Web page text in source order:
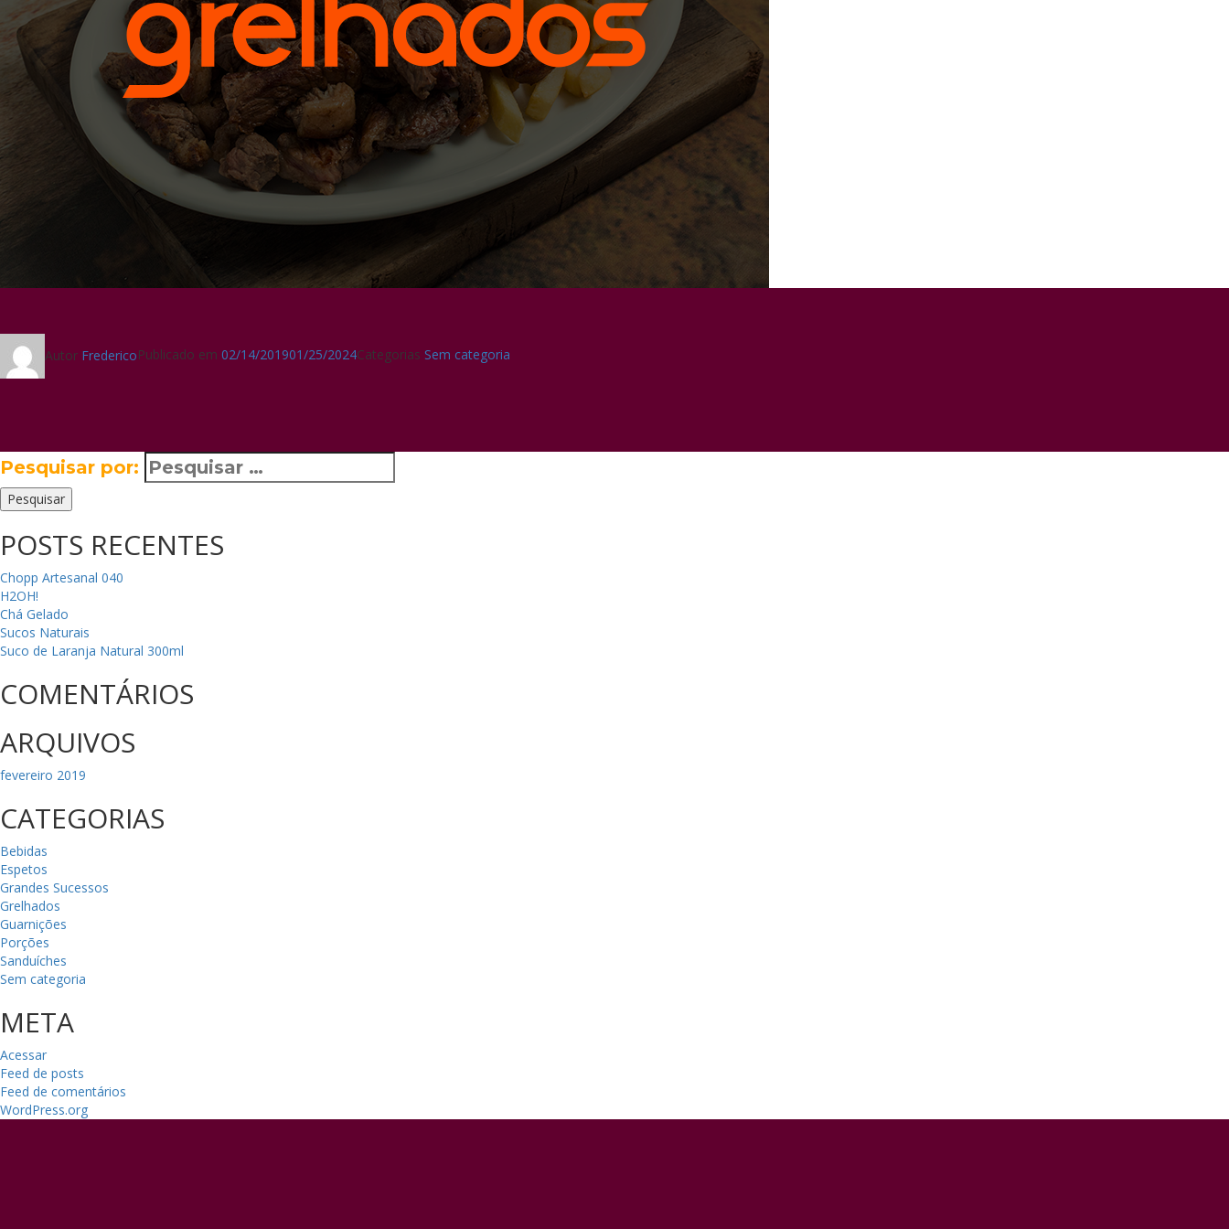
Autor FredericoPublicado em 02/14/201901/25/2024Categorias Sem categoria
Pesquisar por:
Pesquisar
POSTS RECENTES
Chopp Artesanal 040
H2OH!
Chá Gelado
Sucos Naturais
Suco de Laranja Natural 300ml
COMENTÁRIOS
ARQUIVOS
fevereiro 2019
CATEGORIAS
Bebidas
Espetos
Grandes Sucessos
Grelhados
Guarnições
Porções
Sanduíches
Sem categoria
META
Acessar
Feed de posts
Feed de comentários
WordPress.org